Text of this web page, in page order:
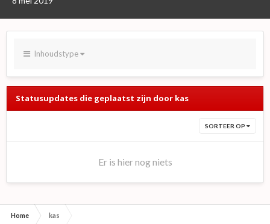
Inhoudstype
Statusupdates die geplaatst zijn door kas
SORTEER OP
Er is hier nog niets
Home kas